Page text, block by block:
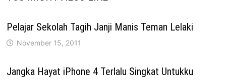
Pelajar Sekolah Tagih Janji Manis Teman Lelaki
November 15, 2011
Jangka Hayat iPhone 4 Terlalu Singkat Untukku